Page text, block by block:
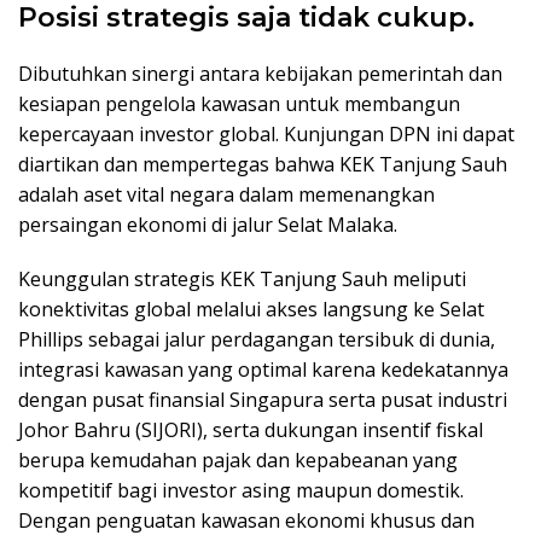
Posisi strategis saja tidak cukup.
Dibutuhkan sinergi antara kebijakan pemerintah dan
kesiapan pengelola kawasan untuk membangun
kepercayaan investor global. Kunjungan DPN ini dapat
diartikan dan mempertegas bahwa KEK Tanjung Sauh
adalah aset vital negara dalam memenangkan
persaingan ekonomi di jalur Selat Malaka.
Keunggulan strategis KEK Tanjung Sauh meliputi
konektivitas global melalui akses langsung ke Selat
Phillips sebagai jalur perdagangan tersibuk di dunia,
integrasi kawasan yang optimal karena kedekatannya
dengan pusat finansial Singapura serta pusat industri
Johor Bahru (SIJORI), serta dukungan insentif fiskal
berupa kemudahan pajak dan kepabeanan yang
kompetitif bagi investor asing maupun domestik.
Dengan penguatan kawasan ekonomi khusus dan